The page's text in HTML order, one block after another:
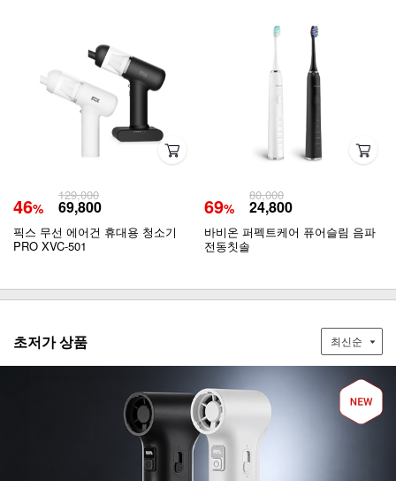
46%
129,000
69,800
픽스 무선 에어건 휴대용 청소기
PRO XVC-501
69%
80,000
24,800
바비온 퍼펙트케어 퓨어슬림 음파
전동칫솔
초저가 상품